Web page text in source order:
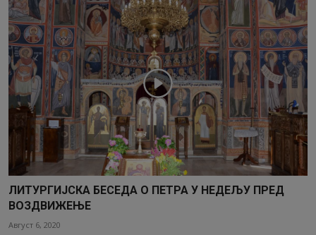
ЛИТУРГИЈСКА БЕСЕДА О ПЕТРА У НЕДЕЉУ ПРЕД
ВОЗДВИЖЕЊЕ
Август 6, 2020